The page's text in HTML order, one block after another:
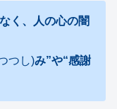
く、人の心の闇
つし)み”や“感謝